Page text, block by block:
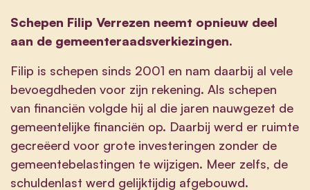
Schepen Filip Verrezen neemt opnieuw deel
aan de gemeenteraadsverkiezingen.
Filip is schepen sinds 2001 en nam daarbij al vele
bevoegdheden voor zijn rekening. Als schepen
van financiën volgde hij al die jaren nauwgezet de
gemeentelijke financiën op. Daarbij werd er ruimte
gecreëerd voor grote investeringen zonder de
gemeentebelastingen te wijzigen. Meer zelfs, de
schuldenlast werd gelijktijdig afgebouwd.